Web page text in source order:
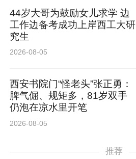
44岁大哥为鼓励女儿求学 边
工作边备考成功上岸西工大研
究生
2026-08-05
西安书院门“怪老头”张正勇：
脾气倔、规矩多，81岁双手
仍泡在凉水里开笔
2026-08-05
推荐